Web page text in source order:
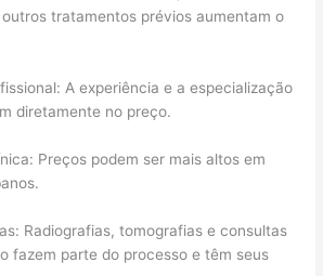
tratamentos prévios aumentam o
A experiência e a especialização
diretamente no preço.
Preços podem ser mais altos em
Radiografias, tomografias e consultas
fazem parte do processo e têm seus